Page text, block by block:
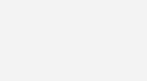
und die Netzauslastung.
457 TWh, das seien 26 TWh weniger als
dass aufgrund der hohen Strompreise
deutlich Strom eingespart wurde.
von Solarstrom senke die Last.
und die Netzverluste, aber